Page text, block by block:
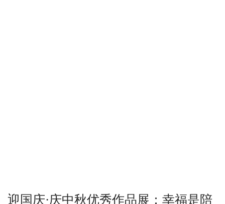
迎国庆·庆中秋优秀作品展：幸福是陪